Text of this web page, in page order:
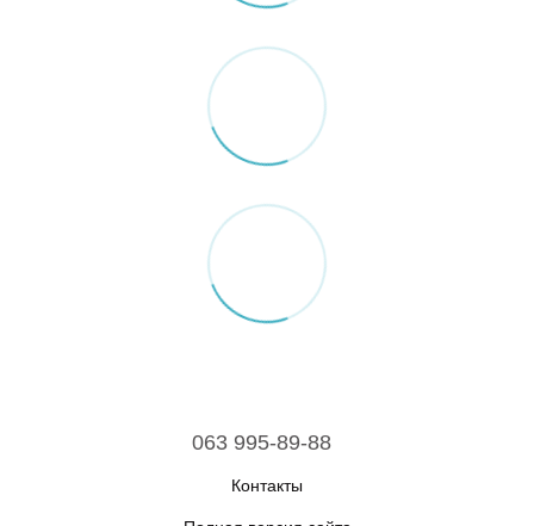
063 995-89-88
Контакты